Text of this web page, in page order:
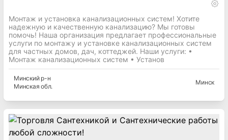
Монтаж и установка канализационных систем! Хотите
надежную и качественную канализацию? Мы готовы
помочь! Наша организация предлагает профессиональные
услуги по монтажу и установке канализационных систем
для частных домов, дач, коттеджей. Наши услуги: •
Монтаж канализационных систем • Установ
Минскийр-н
Минская обл.
Минск